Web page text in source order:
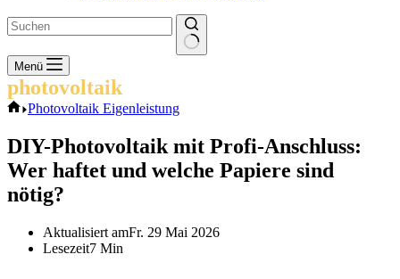
Keine
Ergebnisse
Menü
photovoltaik
Start
Photovoltaik Eigenleistung
DIY-Photovoltaik mit Profi-Anschluss:
Wer haftet und welche Papiere sind
nötig?
Aktualisiert amFr. 29 Mai 2026
Lesezeit7 Min